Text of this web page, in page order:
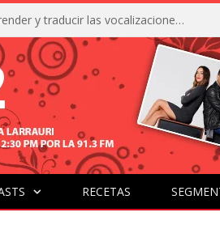
La IA está acercándonos a comprender y traducir las vocalizaciones y comportamientos de nuestras mascotas
RECETAS